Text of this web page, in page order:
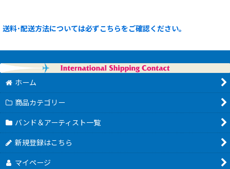
送料･配送方法については必ずこちらをご確認ください。
ホーム
商品カテゴリー
バンド＆アーティスト一覧
新規登録はこちら
マイページ